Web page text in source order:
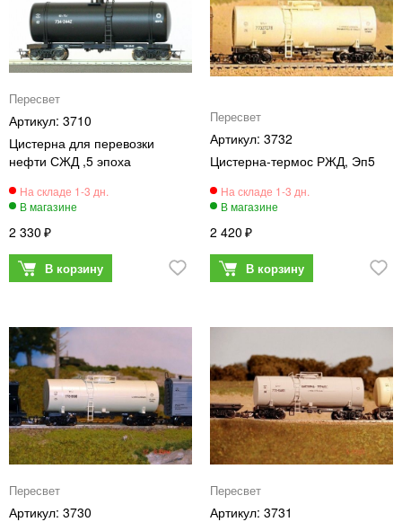
Пересвет
3710
Цистерна для перевозки
нефти СЖД ,5 эпоха
2 330
Пересвет
3732
Цистерна-термос РЖД, Эп5
2 420
Пересвет
3730
Пересвет
3731